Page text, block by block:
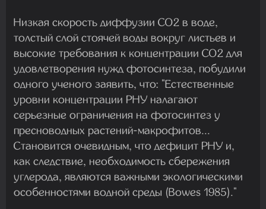
Низкая скорость диффузии CO2 в воде,
толстый слой стоячей воды вокруг листьев и
высокие требования к концентрации CO2 для
удовлетворения нужд фотосинтеза, побудили
одного ученого заявить, что: "Естественные
уровни концентрации РНУ налагают
серьезные ограничения на фотосинтез у
пресноводных растений-макрофитов...
Становится очевидным, что дефицит РНУ и,
как следствие, необходимость сбережения
углерода, являются важными экологическими
особенностями водной среды (Bowes 1985)."